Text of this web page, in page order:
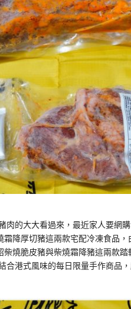
肉的大大看過來，最近家人要網
降厚切豬這兩款宅配冷凍食品
柴燒脆皮豬與柴燒霜降豬這兩款
合港式風味的每日限量手作商品